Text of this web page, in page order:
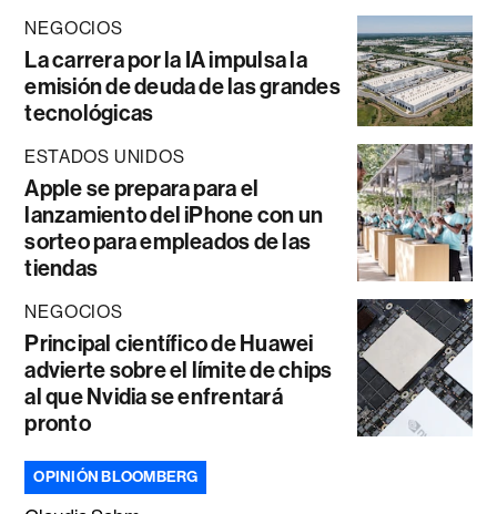
NEGOCIOS
La carrera por la IA impulsa la
emisión de deuda de las grandes
tecnológicas
ESTADOS UNIDOS
Apple se prepara para el
lanzamiento del iPhone con un
sorteo para empleados de las
tiendas
NEGOCIOS
Principal científico de Huawei
advierte sobre el límite de chips
al que Nvidia se enfrentará
pronto
OPINIÓN BLOOMBERG